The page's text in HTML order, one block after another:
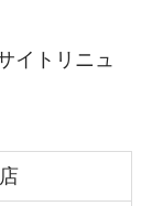
イトリニュ